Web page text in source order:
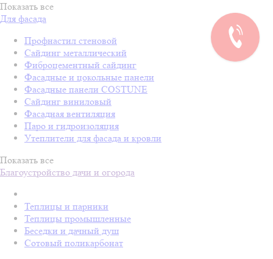
Показать все
Для фасада
Профнастил стеновой
Сайдинг металлический
Фиброцементный сайдинг
Фасадные и цокольные панели
Фасадные панели COSTUNE
Сайдинг виниловый
Фасадная вентиляция
Паро и гидроизоляция
Утеплители для фасада и кровли
Показать все
Благоустройство дачи и огорода
Теплицы и парники
Теплицы промышленные
Беседки и дачный душ
Сотовый поликарбонат